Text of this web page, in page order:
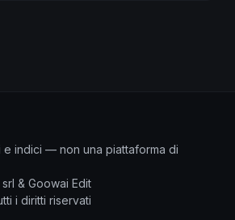
indici — non una piattaforma di
& Goowai Edit
i diritti riservati